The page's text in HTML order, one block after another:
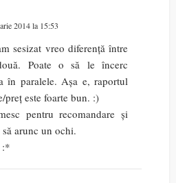
2014 la 15:53
sesizat vreo diferență între
Poate o să le încerc
în paralele. Așa e, raportul
preț este foarte bun. :)
pentru recomandare și
arunc un ochi.
:*